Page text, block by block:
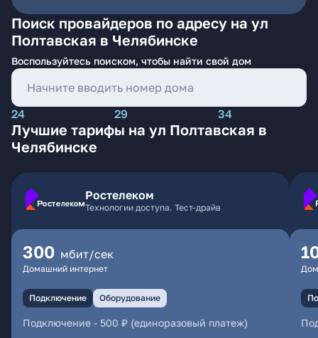
Поиск провайдеров по адресу на ул
Полтавская в Челябинске
Воспользуйтесь поиском, чтобы найти свой дом
24 29 34
Лучшие тарифы на ул Полтавская в
Челябинске
Ростелеком
Технологии доступа. Тест-драйв
300 мбит/сек
Домашний интернет
Подключение Оборудование
Подключение - 500 ₽ (единоразовый платеж)